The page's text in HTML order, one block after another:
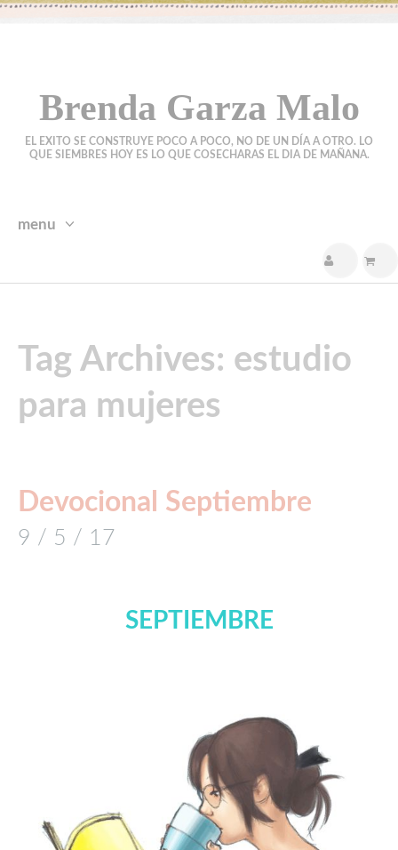
Brenda Garza Malo
EL EXITO SE CONSTRUYE POCO A POCO, NO DE UN DÍA A OTRO. LO
QUE SIEMBRES HOY ES LO QUE COSECHARAS EL DIA DE MAÑANA.
menu
Tag Archives: estudio
para mujeres
Devocional Septiembre
9 / 5 / 17
SEPTIEMBRE